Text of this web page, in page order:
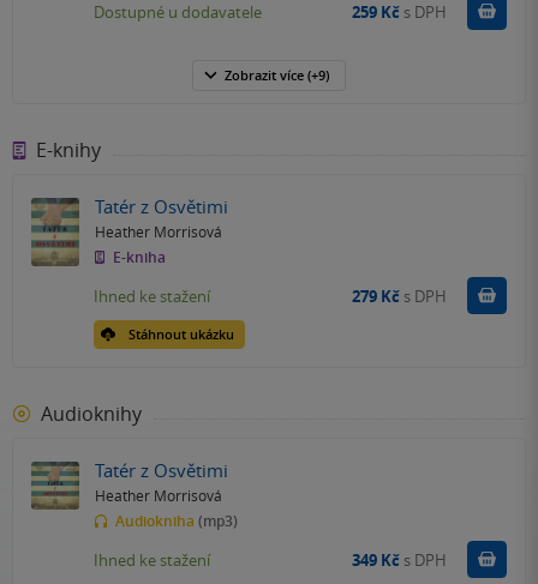
Dostupné u dodavatele 259 Kč s DPH
Zobrazit více (+9)
E-knihy
Tatér z Osvětimi
Heather Morrisová
E-kniha
Stáhnout ukázku
Ihned ke stažení 279 Kč s DPH Koupit
Audioknihy
Tatér z Osvětimi
Heather Morrisová
Audiokniha (mp3)
Ihned ke stažení 349 Kč s DPH Koupit